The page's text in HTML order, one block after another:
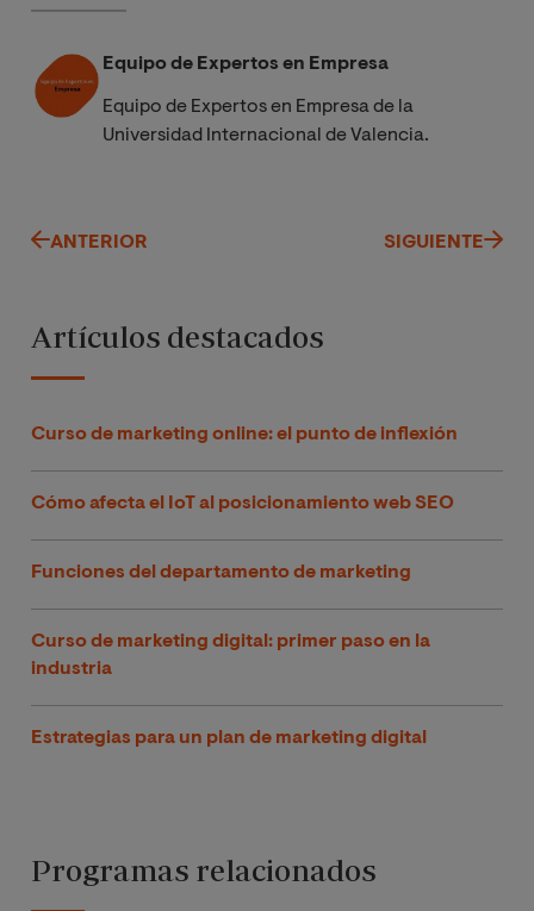
Equipo de Expertos en Empresa
Equipo de Expertos en Empresa de la
Universidad Internacional de Valencia.
ANTERIOR SIGUIENTE
Artículos destacados
Curso de marketing online: el punto de inflexión
Cómo afecta el IoT al posicionamiento web SEO
Funciones del departamento de marketing
Curso de marketing digital: primer paso en la
industria
Estrategias para un plan de marketing digital
Programas relacionados